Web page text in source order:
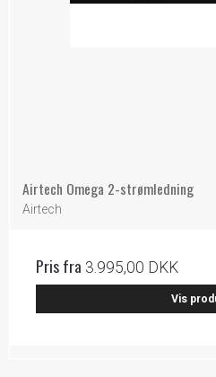
Airtech Omega 2-strømledning
Airtech
Pris fra 3.995,00 DKK
Vis